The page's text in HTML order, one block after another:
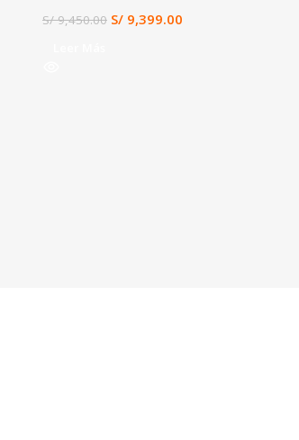
S/9,450.00 S/ 9,399.00